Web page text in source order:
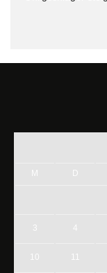
M D
3
10 11